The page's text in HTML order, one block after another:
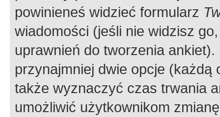
powinieneś widzieć formularz
wiadomości (jeśli nie widzisz
uprawnień do tworzenia
przynajmniej dwie opcje
także wyznaczyć czas trwania
umożliwić użytkownikom